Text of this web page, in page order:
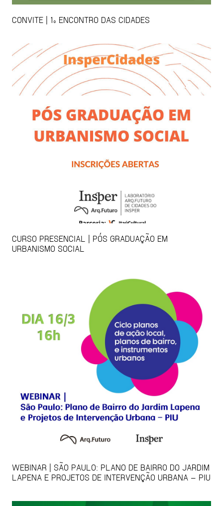
CONVITE | 1º ENCONTRO DAS CIDADES
CURSO PRESENCIAL | PÓS GRADUAÇÃO EM
URBANISMO SOCIAL
WEBINAR | SÃO PAULO: PLANO DE BAIRRO DO JARDIM
LAPENA E PROJETOS DE INTERVENÇÃO URBANA – PIU